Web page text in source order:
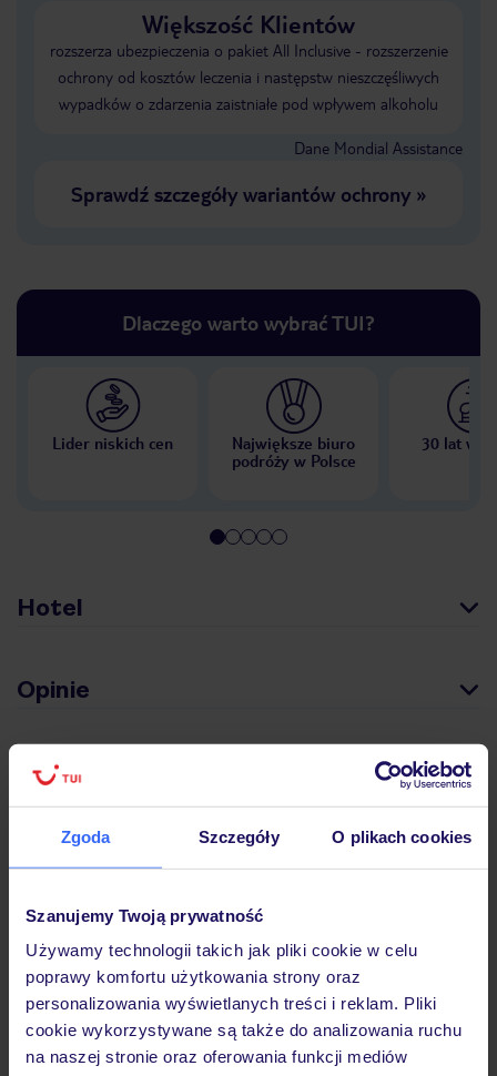
Zgoda Szczegóły O plikach cookies
Szanujemy Twoją prywatność
Używamy technologii takich jak pliki cookie w celu
poprawy komfortu użytkowania strony oraz
personalizowania wyświetlanych treści i reklam. Pliki
cookie wykorzystywane są także do analizowania ruchu
na naszej stronie oraz oferowania funkcji mediów
Większość Klientów
rozszerza ubezpieczenia o pakiet All Inclusive - rozszerzenie
ochrony od kosztów leczenia i następstw nieszczęśliwych
wypadków o zdarzenia zaistniałe pod wpływem alkoholu
Dane Mondial Assistance
Sprawdź szczegóły wariantów ochrony»
Dlaczego warto wybrać TUI?
Lider niskich cen
Największe biuro
podróży w Polsce
30 lat w
Hotel
Opinie
Pokoje
Wyżywienie
Atrakcje
Ważne informacje